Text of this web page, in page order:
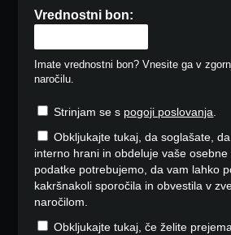
Vrednostni bon:
Imate vrednostni bon? Vnesite ga v
naročilu.
Strinjam se s pogoji poslovanja.
Obkljukajte tukaj, da soglašate,
interno hrani in obdeluje vaše osebne
podatke potrebujemo, da vam lahko
kakršnakoli sporočila in obvestila v
naročilom.
Obkljukajte tukaj, če želite